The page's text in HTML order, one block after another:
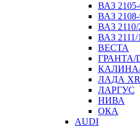
ВАЗ
ВАЗ
ВАЗ 2110/
ВАЗ 2111/
ВЕСТА
ГРАНТА/
КАЛИНА/
ЛАДА
ЛАРГУС
НИВА
ОКА
AUDI